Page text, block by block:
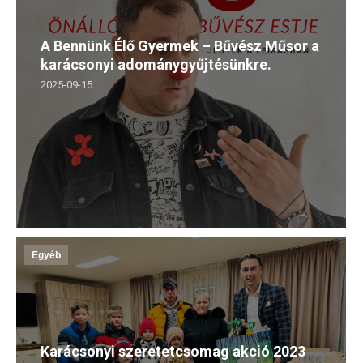
A Bennünk Élő Gyermek – Bűvész Műsor a
karácsonyi adománygyűjtésünkre.
2025-09-15
Egyéb
Karácsonyi szeretetcsomag akció 2023